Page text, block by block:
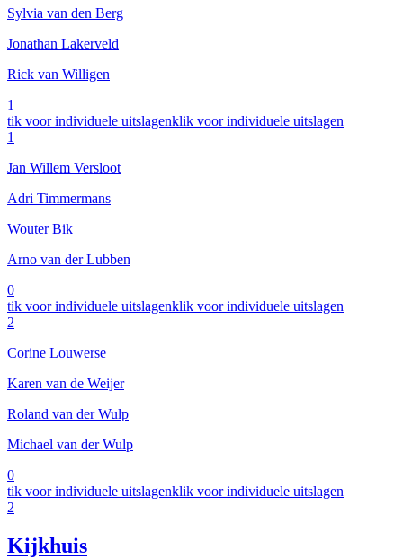
Sylvia van den Berg
Jonathan Lakerveld
Rick van Willigen
1
tik voor individuele uitslagenklik voor individuele uitslagen
1
Jan Willem Versloot
Adri Timmermans
Wouter Bik
Arno van der Lubben
0
tik voor individuele uitslagenklik voor individuele uitslagen
2
Corine Louwerse
Karen van de Weijer
Roland van der Wulp
Michael van der Wulp
0
tik voor individuele uitslagenklik voor individuele uitslagen
2
Kijkhuis